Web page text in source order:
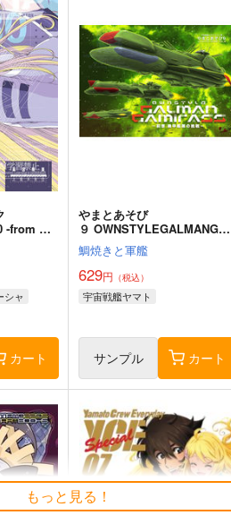
-from ヤ
シャ
カート
やまとあそび
９ OWNSTYLEGALMANGA
MIRASS 前章・機甲艦隊の挑
戦
鯛焼きと軍艦
629円 （税込）
宇宙戦艦ヤマト
サンプル カート
もっと見る！